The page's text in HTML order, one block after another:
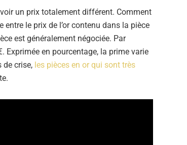
un prix totalement différent. Comment
entre le prix de l’or contenu dans la pièce
est généralement négociée. Par
Exprimée en pourcentage, la prime varie
de crise, les pièces en or qui sont très